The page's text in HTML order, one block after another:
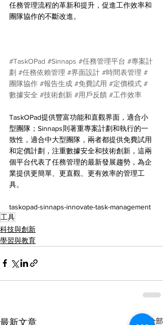
任務管理流程的革新和提升，促進工作效率和
團隊協作的不斷改進。
#TaskOPad #Sinnaps #任務管理平台 #專案計
劃 #任務依賴管理 #界面設計 #時間表管理 #
團隊協作 #報告生成 #免費試用 #定價模式 #
數據安全 #技術創新 #用戶反饋 #工作效率
TaskOPad提供豐富功能和直觀界面，適合小
型團隊；Sinnaps則著重專案計劃和執行的一
致性，適合中大型團隊，兩者都提供免費試用
和定價計劃，注重數據安全和技術創新，這兩
個平台代表了任務管理的最新發展趨勢，為企
業提供更簡單、更直觀、更有效率的管理工
具。
taskopad-sinnaps-innovate-task-management
工具
科技與創新
學習與教育
最新文章 查看全部